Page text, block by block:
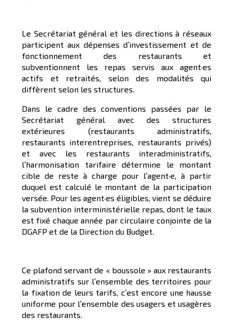
Le Secrétariat général et les directions à réseaux
participent aux dépenses d’investissement et de
fonctionnement des restaurants et
subventionnent les repas servis aux agent·es
actifs et retraités, selon des modalités qui
diffèrent selon les structures.
Dans le cadre des conventions passées par le
Secrétariat général avec des structures
extérieures (restaurants administratifs,
restaurants interentreprises, restaurants privés)
et avec les restaurants interadministratifs,
l’harmonisation tarifaire détermine le montant
cible de reste à charge pour l’agent·e, à partir
duquel est calculé le montant de la participation
versée. Pour les agent·es éligibles, vient se déduire
la subvention interministérielle repas, dont le taux
est fixé chaque année par circulaire conjointe de la
DGAFP et de la Direction du Budget.
Ce plafond servant de « boussole » aux restaurants
administratifs sur l’ensemble des territoires pour
la fixation de leurs tarifs, c’est encore une hausse
uniforme pour l’ensemble des usagers et usagères
des restaurants.